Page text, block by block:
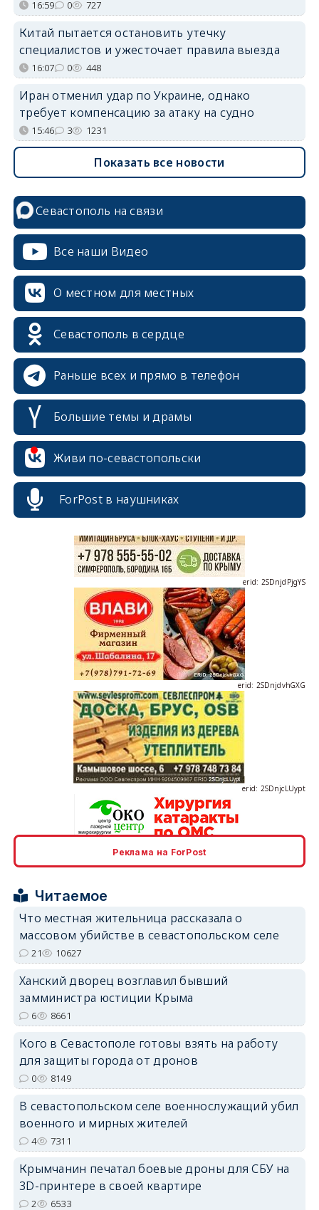
16:59 0 727
Китай пытается остановить утечку
специалистов и ужесточает правила выезда
16:07 0 448
Иран отменил удар по Украине, однако
требует компенсацию за атаку на судно
15:46 3 1231
Показать все новости
Севастополь на связи
Все наши Видео
О местном для местных
Севастополь в сердце
Раньше всех и прямо в телефон
Большие темы и драмы
Живи по-севастопольски
ForPost в наушниках
erid: 2SDnjcrDNw6
erid: 2SDnjdPjgYS
erid: 2SDnjdvhGXG
Реклама на ForPost
Читаемое
Что местная жительница рассказала о
массовом убийстве в севастопольском селе
21 10627
Ханский дворец возглавил бывший
замминистра юстиции Крыма
6 8661
Кого в Севастополе готовы взять на работу
для защиты города от дронов
0 8149
В севастопольском селе военнослужащий убил
военного и мирных жителей
4 7311
Крымчанин печатал боевые дроны для СБУ на
3D-принтере в своей квартире
2 6533